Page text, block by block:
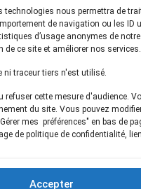
technologies nous permettra de
de navigation ou les ID
d’usage anonymes de
de ce site et améliorer nos services.
ni traceur tiers n'est utilisé.
refuser cette mesure d'audience.
du site. Vous pouvez
mes préférences" en bas de
de politique de confidentialité,
Accepter
Actualités
Presse
Informations légales
Plan du site
à notre